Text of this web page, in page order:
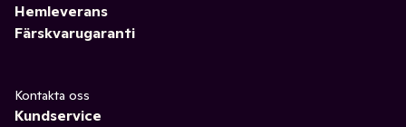
Hemleverans
Färskvarugaranti
Kontakta oss
Kundservice